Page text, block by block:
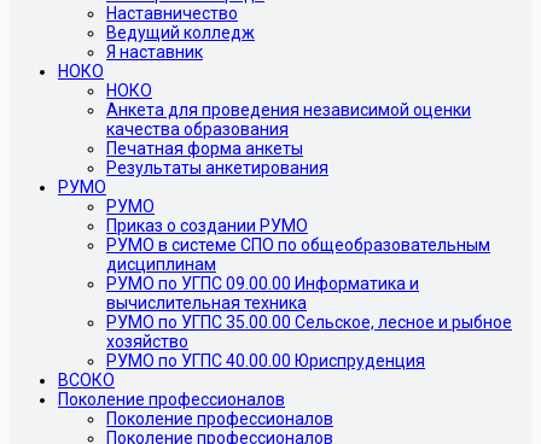
Наставничество
Ведущий колледж
Я наставник
НОКО
НОКО
Анкета для проведения независимой оценки
качества образования
Печатная форма анкеты
Результаты анкетирования
РУМО
РУМО
Приказ о создании РУМО
РУМО в системе СПО по общеобразовательным
дисциплинам
РУМО по УГПС 09.00.00 Информатика и
вычислительная техника
РУМО по УГПС 35.00.00 Сельское, лесное и рыбное
хозяйство
РУМО по УГПС 40.00.00 Юриспруденция
ВСОКО
Поколение профессионалов
Поколение профессионалов
Поколение профессионалов